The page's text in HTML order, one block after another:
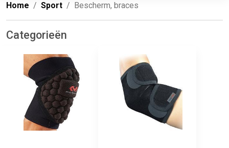
Home Sport Bescherm, braces
Categorieën